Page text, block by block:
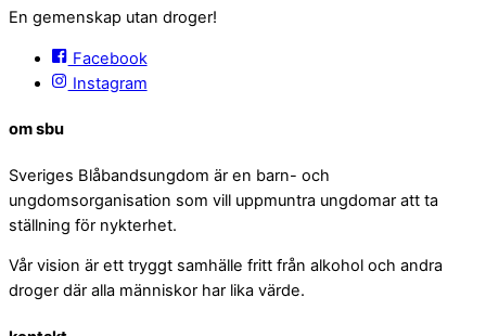
En gemenskap utan droger!
Facebook
Instagram
om sbu
Sveriges Blåbandsungdom är en barn- och
ungdomsorganisation som vill uppmuntra ungdomar att ta
ställning för nykterhet.
Vår vision är ett tryggt samhälle fritt från alkohol och andra
droger där alla människor har lika värde.